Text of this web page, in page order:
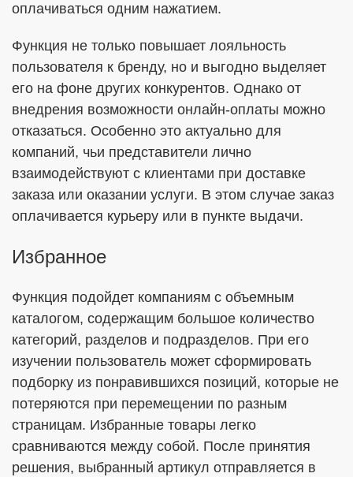
оплачиваться одним нажатием.
Функция не только повышает лояльность
пользователя к бренду, но и выгодно выделяет
его на фоне других конкурентов. Однако от
внедрения возможности онлайн-оплаты можно
отказаться. Особенно это актуально для
компаний, чьи представители лично
взаимодействуют с клиентами при доставке
заказа или оказании услуги. В этом случае заказ
оплачивается курьеру или в пункте выдачи.
Избранное
Функция подойдет компаниям с объемным
каталогом, содержащим большое количество
категорий, разделов и подразделов. При его
изучении пользователь может сформировать
подборку из понравившихся позиций, которые не
потеряются при перемещении по разным
страницам. Избранные товары легко
сравниваются между собой. После принятия
решения, выбранный артикул отправляется в